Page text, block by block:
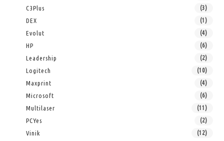
C3Plus (3)
DEX (1)
Evolut (4)
HP (6)
Leadership (2)
Logitech (10)
Maxprint (4)
Microsoft (6)
Multilaser (11)
PCYes (2)
Vinik (12)